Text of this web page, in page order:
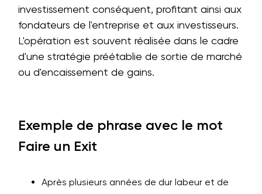
investissement conséquent, profitant ainsi aux
fondateurs de l'entreprise et aux investisseurs.
L'opération est souvent réalisée dans le cadre
d'une stratégie préétablie de sortie de marché
ou d'encaissement de gains.
Exemple de phrase avec le mot
Faire un Exit
Après plusieurs années de dur labeur et de